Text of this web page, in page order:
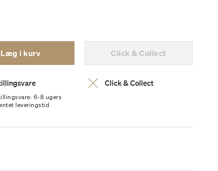
Læg i kurv Click & Collect
6-8 ugers
leveringstid
Click & Collect